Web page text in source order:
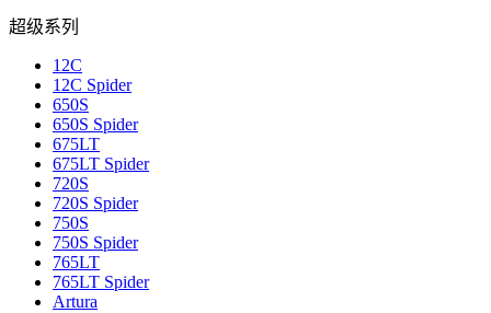
超级系列
12C
12C Spider
650S
650S Spider
675LT
675LT Spider
720S
720S Spider
750S
750S Spider
765LT
765LT Spider
Artura